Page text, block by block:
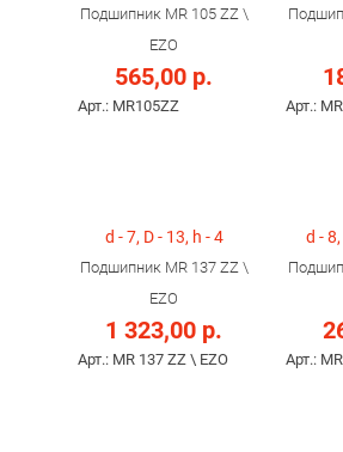
Подшипник MR 105 ZZ \
EZO
565,00 р.
Арт.: MR105ZZ Арт.:
d - 7, D - 13, h - 4
Подшипник MR 137 ZZ \
EZO
1 323,00 р.
Арт.: MR 137 ZZ \ EZO
d -
Арт.: